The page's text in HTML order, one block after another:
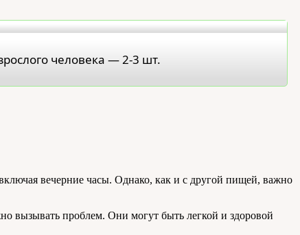
человека — 2-3 шт.
вечерние часы. Однако, как и с другой пищей, важно
вызывать проблем. Они могут быть легкой и здоровой